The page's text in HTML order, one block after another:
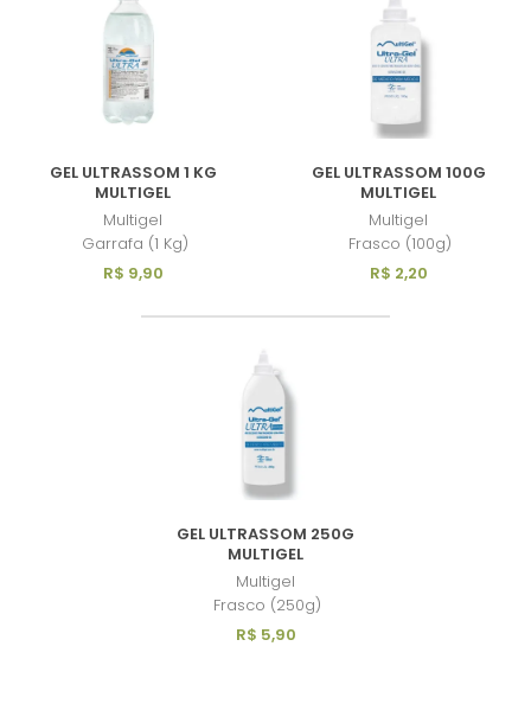
GEL ULTRASSOM 1 KG
MULTIGEL
Multigel
Garrafa (1 Kg)
R$ 9,90
GEL ULTRASSOM 100G
MULTIGEL
Multigel
Frasco (100g)
R$ 2,20
GEL ULTRASSOM 250G
MULTIGEL
Multigel
Frasco (250g)
R$ 5,90